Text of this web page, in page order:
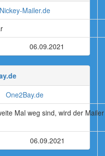
06.09.2021
Mal weg sind, wird der
06.09.2021